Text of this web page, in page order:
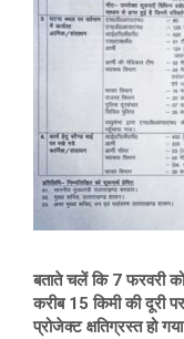
बताते चलें कि 7 फरवरी
करीब 15 किमी की दूरी
प्रोजेक्ट क्षतिग्रस्त हो